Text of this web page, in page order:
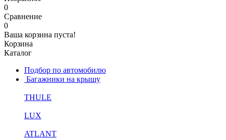
0
Сравнение
0
Ваша корзина пуста!
Корзина
Каталог
Подбор по автомобилю
Багажники на крышу
THULE
LUX
ATLANT